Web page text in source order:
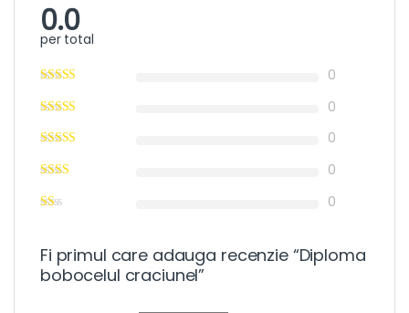
0.0
per total
0
0
0
0
0
Fi primul care adauga recenzie “Diploma
bobocelul craciunel”